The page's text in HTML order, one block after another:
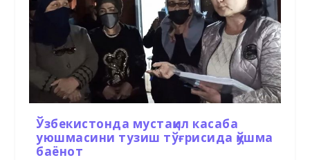
Ўзбекистонда мустақил касаба
уюшмасини тузиш тўғрисида қўшма
баёнот